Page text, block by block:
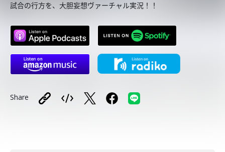
試合の行方を、大胆妄想ヴァーチャル実況！！
Share